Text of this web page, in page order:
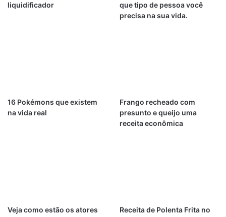
liquidificador
que tipo de pessoa você
precisa na sua vida.
16 Pokémons que existem
na vida real
Frango recheado com
presunto e queijo uma
receita econômica
Veja como estão os atores
Receita de Polenta Frita no